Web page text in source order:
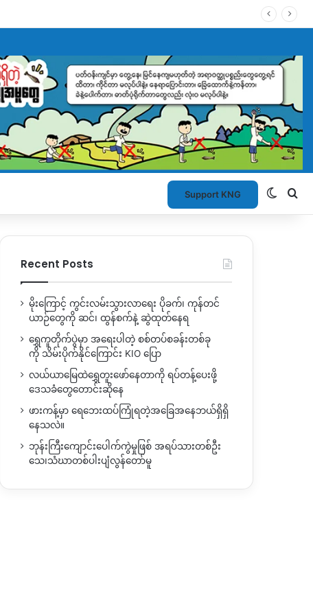
Support KNG
Recent Posts
မိုးကြောင့် ကွင်းလမ်းသွားလာရေး ပိုခက်၊ ကုန်တင်
ယာဉ်တွေကို ဆင်၊ ထွန်စက်နဲ့ ဆွဲထုတ်နေရ
ရွှေကူတိုက်ပွဲမှာ အရေးပါတဲ့ စစ်တပ်စခန်းတစ်ခု
ကို သိမ်းပိုက်နိုင်ကြောင်း KIO ပြော
လယ်ယာမြေထဲရွှေတူးဖော်နေတာကို ရပ်တန့်ပေးဖို့
ဒေသခံတွေတောင်းဆိုနေ
ဖားကန့်မှာ ရေဘေးထပ်ကြုံရတဲ့အခြေအနေဘယ်ရှိရှိ
နေသလဲ။
ဘုန်းကြီးကျောင်းပေါက်ကွဲမှုဖြစ် အရပ်သားတစ်ဦး
သေ၊သံဃာတစ်ပါးပျံလွန်တော်မူ